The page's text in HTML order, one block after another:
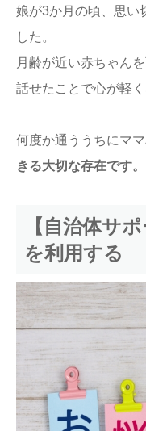
娘が3か月の頃、思い
した。
月齢が近い赤ちゃん
話せたことで心が軽く
何度か通ううちにママ
きる大切な存在です。
【自治体サ
を利用する